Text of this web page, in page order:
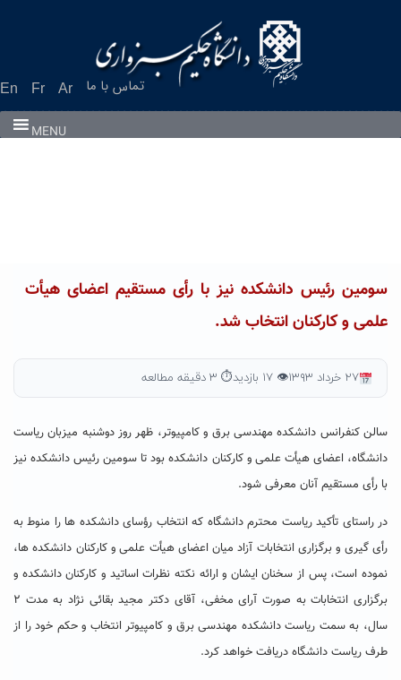
En Fr Ar تماس با ما
MENU
سومین رئیس دانشکده نیز با رأی مستقیم اعضای هیأت
علمی و کارکنان انتخاب شد.
۲۷ خرداد ۱۳۹۳ 👁 ۱۷ بازدید ⏱ ۳ دقیقه مطالعه
سالن کنفرانس دانشکده مهندسی برق و کامپیوتر، ظهر روز دوشنبه میزبان ریاست
دانشگاه، اعضای هیأت علمی و کارکنان دانشکده بود تا سومین رئیس دانشکده نیز
با رأی مستقیم آنان معرفی شود.
در راستای تأکید ریاست محترم دانشگاه که انتخاب رؤسای دانشکده ها را منوط به
رأی گیری و برگزاری انتخابات آزاد میان اعضای هیأت علمی و کارکنان دانشکده ها،
نموده است، پس از سخنان ایشان و ارائه نکته نظرات اساتید و کارکنان دانشکده و
برگزاری انتخابات به صورت آرای مخفی، آقای دکتر مجید بقائی نژاد به مدت ۲
سال، به سمت ریاست دانشکده مهندسی برق و کامپیوتر انتخاب و حکم خود را از
طرف ریاست دانشگاه دریافت خواهد کرد.